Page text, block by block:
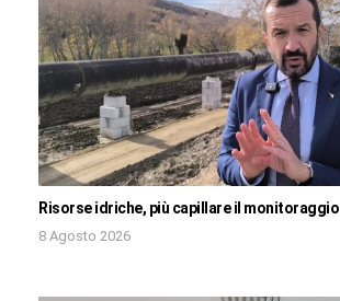
Risorse idriche, più capillare il monitoraggio
8 Agosto 2026